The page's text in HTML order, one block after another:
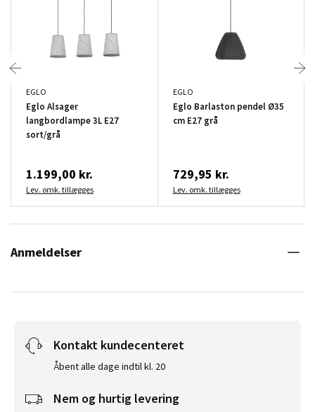
EGLO
Eglo Alsager
langbordlampe 3L E27
sort/grå
1.199,00 kr.
Lev. omk. tillægges
EGLO
Eglo Barlaston pendel Ø35
cm E27 grå
729,95 kr.
Lev. omk. tillægges
Anmeldelser
Kontakt kundecenteret
Åbent alle dage indtil kl. 20
Nem og hurtig levering